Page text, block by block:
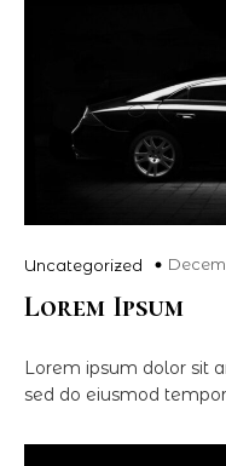
Uncategorized
Lorem Ipsum
Lorem ipsum dolor sit
sed do eiusmod